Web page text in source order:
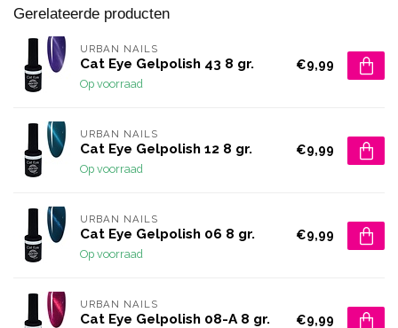
Gerelateerde producten
URBAN NAILS
Cat Eye Gelpolish 43 8 gr.
Op voorraad
€9,99
URBAN NAILS
Cat Eye Gelpolish 12 8 gr.
Op voorraad
€9,99
URBAN NAILS
Cat Eye Gelpolish 06 8 gr.
Op voorraad
€9,99
URBAN NAILS
Cat Eye Gelpolish 08-A 8 gr. €9,99